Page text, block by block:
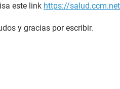
este link https://
y gracias por escribir.